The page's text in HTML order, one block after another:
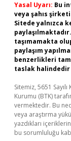
Yasal Uyarı: Bu
veya şahıs
Sitede yalnızca
taşımamakta
paylaşım
benzerlikleri
taslak halindedir
Sitemiz, 5651
Kurumu (BTK)
vermektedir. Bu
veya araştırma
yazdıkları
bu sorumluluğu